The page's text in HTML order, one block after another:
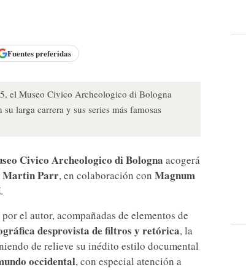
Fuentes preferidas
el Museo Civico Archeologico di Bologna
larga carrera y sus series más famosas
Civico Archeologico di Bologna acogerá
Martin Parr, en colaboración con Magnum
el autor, acompañadas de elementos de
desprovista de filtros y retórica, la
de relieve su inédito estilo documental
occidental, con especial atención a